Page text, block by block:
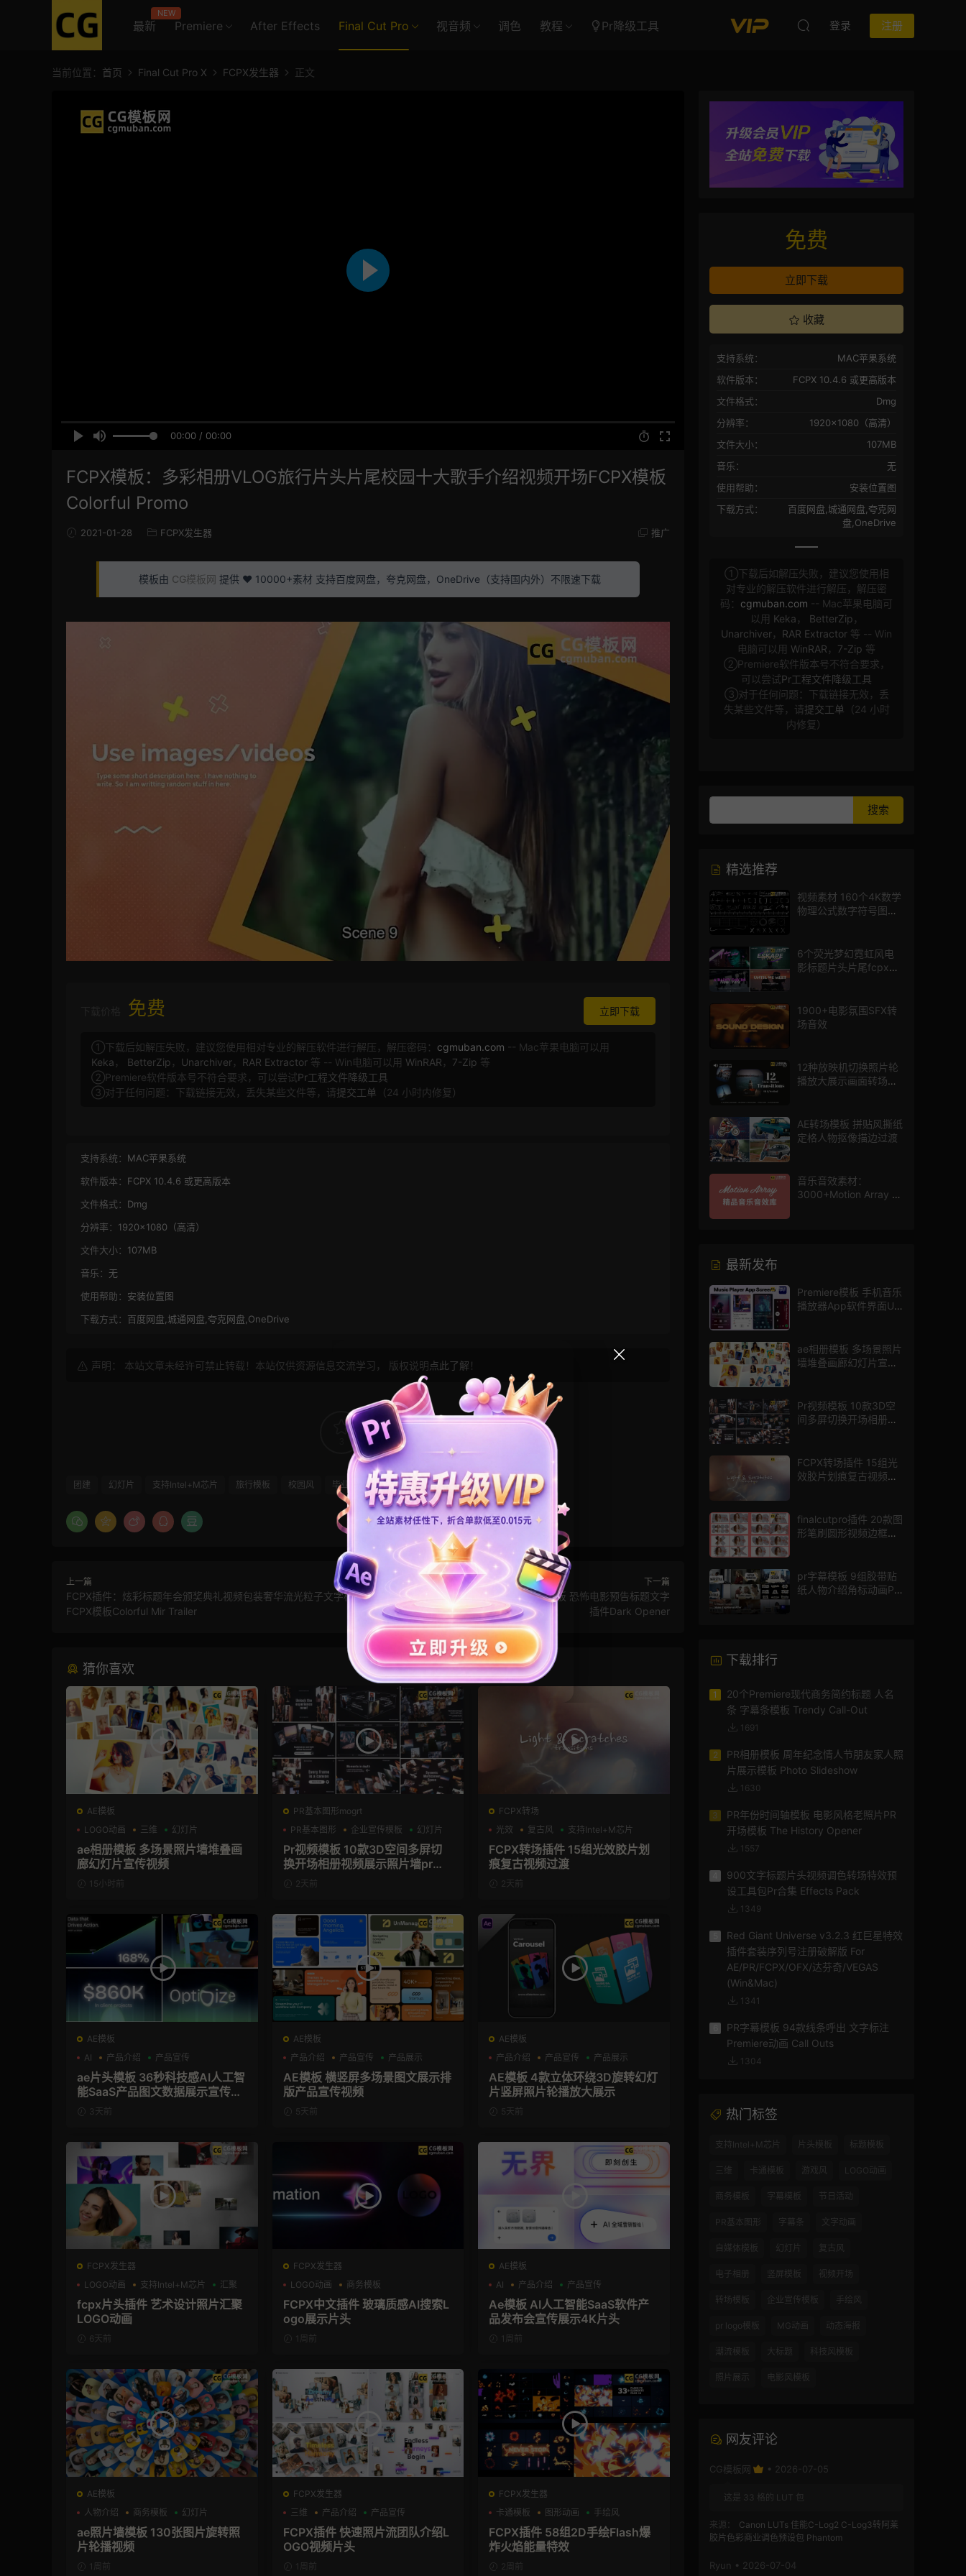
最新
NEW
Premiere After Effects Final Cut Pro 视音频 调色 教程 Pr降级工具 登录 注册
当前位置： 首页 Final Cut Pro X FCPX发生器 正文
00:00 / 00:00
FCPX模板：多彩相册VLOG旅行片头片尾校园十大歌手介绍视频开场FCPX模板
Colorful Promo
2021-01-28 FCPX发生器 推广
模板由 CG模板网 提供 ❤️ 10000+素材 支持百度网盘，夸克网盘，OneDrive（支持国内外）不限速下载
免费 立即下载
①下载后如解压失败，建议您使用相对专业的解压软件进行解压，解压密码： cgmuban.com -- Mac苹果电脑可以用
Keka ， BetterZip ， Unarchiver， RAR Extractor 等 -- Win电脑可以用 WinRAR ， 7-Zip 等
②Premiere软件版本号不符合要求，可以尝试Pr工程文件降级工具
③对于任何问题：下载链接无效，丢失某些文件等，请提交工单 （24 小时内修复）
支持系统： MAC苹果系统
软件版本： FCPX 10.4.6 或更高版本
文件格式： Dmg
分辨率： 1920×1080（高清）
文件大小： 107MB
音乐： 无
使用帮助： 安装位置图
下载方式： 百度网盘,城通网盘,夸克网盘,OneDrive
声明： 本站文章未经许可禁止转载！本站仅供资源信息交流学习， 版权说明点此了解 ！
0
团建 幻灯片 支持Intel+M芯片 旅行模板 校园风 毕业模板 照片展示 电子相册 视频开场
上一篇
FCPX插件：炫彩标题年会颁奖典礼视频包装奢华流光粒子文字标题
FCPX模板Colorful Mir Trailer
下一篇
FCPX插件：暗黑恐怖风格燃烧火焰相册模板 恐怖电影预告标题文字
插件Dark Opener
猜你喜欢
AE模板
LOGO动画
三维 幻灯片
ae相册模板 多场景照片墙堆叠画
廊幻灯片宣传视频
15小时前
PR基本图形mogrt
PR基本图形
企业宣传模板 幻灯片
Pr视频模板 10款3D空间多屏切
换开场相册视频展示照片墙pr模
2天前
FCPX转场
光效
复古风 支持Intel+M芯片
FCPX转场插件 15组光效胶片划
痕复古视频过渡
2天前
AE模板
AI
产品介绍 产品宣传
ae片头模板 36秒科技感AI人工智
能SaaS产品图文数据展示宣传视
频AE模板
3天前
AE模板
产品介绍
产品宣传 产品展示
AE模板 横竖屏多场景图文展示排
版产品宣传视频
5天前
AE模板
产品介绍
产品宣传 产品展示
AE模板 4款立体环绕3D旋转幻灯
片竖屏照片轮播放大展示
5天前
FCPX发生器
LOGO动画
支持Intel+M芯片 汇聚
fcpx片头插件 艺术设计照片汇聚
LOGO动画
6天前
FCPX发生器
LOGO动画
商务模板
支持Intel+M芯片
FCPX中文插件 玻璃质感AI搜索L
ogo展示片头
1周前
AE模板
AI
产品介绍 产品宣传
Ae模板 AI人工智能SaaS软件产
品发布会宣传展示4K片头
1周前
AE模板
人物介绍
商务模板 幻灯片
ae照片墙模板 130张图片旋转照
片轮播视频
1周前
FCPX发生器
三维
产品介绍 产品宣传
FCPX插件 快速照片流团队介绍L
OGO视频片头
1周前
FCPX发生器
卡通模板
图形动画 手绘风
FCPX插件 58组2D手绘Flash爆
炸火焰能量特效
2周前
免费
立即下载
收藏
支持系统：
MAC苹果系统
软件版本：
FCPX 10.4.6 或更高版本
文件格式：
Dmg
分辨率：
1920×1080（高清）
文件大小：
107MB
音乐：
无
使用帮助：
安装位置图
下载方式：
百度网盘,城通网盘,夸克网
盘,OneDrive
①下载后如解压失败，建议您使用相
对专业的解压软件进行解压，解压密
码： cgmuban.com -- Mac苹果电脑可
以用 Keka ， BetterZip ，
Unarchiver， RAR Extractor 等 -- Win
电脑可以用 WinRAR ， 7-Zip 等
②Premiere软件版本号不符合要求，
可以尝试Pr工程文件降级工具
③对于任何问题：下载链接无效，丢
失某些文件等，请提交工单 （24 小时
内修复）
精选推荐
视频素材 160个4K数学
物理公式数字符号图标
6个荧光梦幻霓虹风电
影标题片头片尾fcpx插
1900+电影氛围SFX转
场音效
12种放映机切换照片轮
播放大展示画面转场动
AE转场模板 拼贴风撕纸
定格人物抠像描边过渡
音乐音效素材：
3000+Motion Array 影
最新发布
Premiere模板 手机音乐
播放器App软件界面UI
ae相册模板 多场景照片
墙堆叠画廊幻灯片宣传
Pr视频模板 10款3D空
间多屏切换开场相册视
FCPX转场插件 15组光
效胶片划痕复古视频过
finalcutpro插件 20款图
形笔刷圆形视频边框遮
pr字幕模板 9组胶带贴
纸人物介绍角标动画PR
下载排行
1
20个Premiere现代商务简约标题 人名
条 字幕条模板 Trendy Call-Out
1691
2
PR相册模板 周年纪念情人节朋友家人照
片展示模板 Photo Slideshow
1630
3
PR年份时间轴模板 电影风格老照片PR
开场模板 The History Opener
1557
900文字标题片头视频调色转场特效预
设工具包Pr合集 Effects Pack
1349
Red Giant Universe v3.2.3 红巨星特效
插件套装序列号注册破解版 For
AE/PR/FCPX/OFX/达芬奇/VEGAS
(Win&Mac)
1341
PR字幕模板 94款线条呼出 文字标注
Premiere动画 Call Outs
1304
热门标签
支持Intel+M芯片 片头模板 标题模板
三维 卡通模板 游戏风 LOGO动画
商务模板 字幕模板 节日活动
PR基本图形 字幕条 文字动画
自媒体模板 幻灯片 复古风
电子相册 竖屏模板 视频开场
转场模板 企业宣传模板 手绘风
pr logo模板 MG动画 动态海报
潮流模板 大标题 科技风模板
照片展示 电影风模板
网友评论
CG模板网 • 2026-07-05
这是 33 格的 LUT 包
来源：
Canon LUTs 佳能C-Log2 C-Log3转阿莱
胶片色彩商业调色预设包 Phantom
Ryun • 2026-07-04